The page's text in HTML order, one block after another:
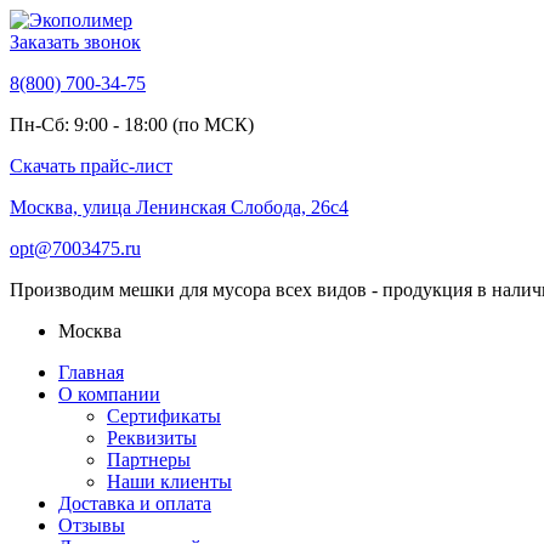
Заказать звонок
8(800) 700-34-75
Пн-Сб: 9:00 - 18:00 (по МСК)
Скачать прайс-лист
Москва, улица Ленинская Слобода, 26с4
opt@7003475.ru
Производим мешки для мусора всех видов - продукция в
Москва
Главная
О компании
Сертификаты
Реквизиты
Партнеры
Наши клиенты
Доставка и оплата
Отзывы